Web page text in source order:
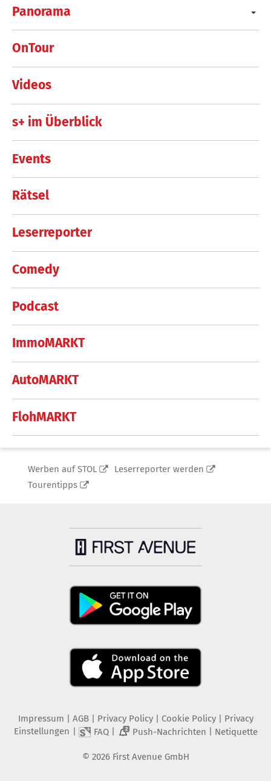
Panorama
OnTour
Videos
s+ im Überblick
Events
Rätsel
Leserreporter
Comedy
Podcast
ImmoMARKT
AutoMARKT
FlohMARKT
Werben auf STOL
Leserreporter werden
Tourentipps
Impressum AGB Privacy Policy| Cookie Policy| Privacy
Einstellungen
FAQ| 2 Push-Nachrichten Netiquette
© 2026 First Avenue GmbH